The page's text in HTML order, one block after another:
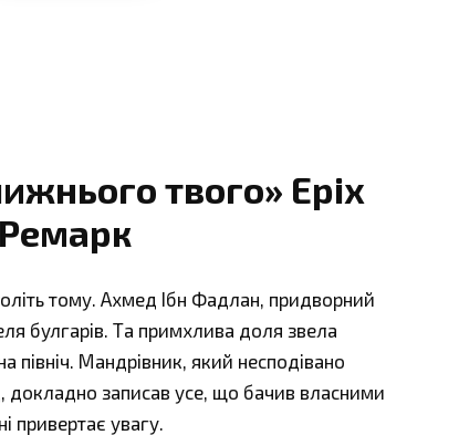
твого» Еріх
тому. Ахмед Ібн Фадлан, придворний
булгарів. Та примхлива доля звела
північ. Мандрівник, який несподівано
докладно записав усе, що бачив власними
привертає увагу.